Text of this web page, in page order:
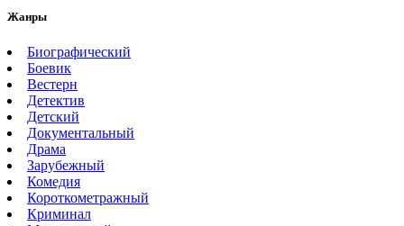
Жанры
Биографический
Боевик
Вестерн
Детектив
Детский
Документальный
Драма
Зарубежный
Комедия
Короткометражный
Криминал